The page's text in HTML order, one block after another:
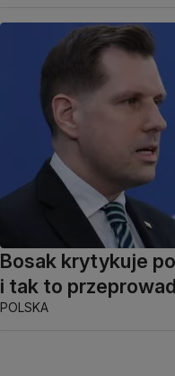
Bosak krytykuje
i tak to
POLSKA